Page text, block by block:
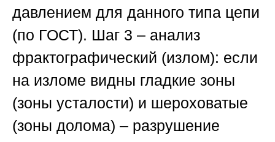
давлением для данного типа цепи
(по ГОСТ). Шаг 3 – анализ
фрактографический (излом): если
на изломе видны гладкие зоны
(зоны усталости) и шероховатые
(зоны долома) – разрушение